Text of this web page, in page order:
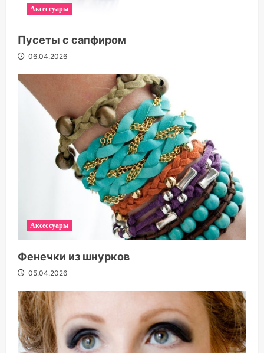
Аксессуары
Пусеты с сапфиром
06.04.2026
Аксессуары
Фенечки из шнурков
05.04.2026